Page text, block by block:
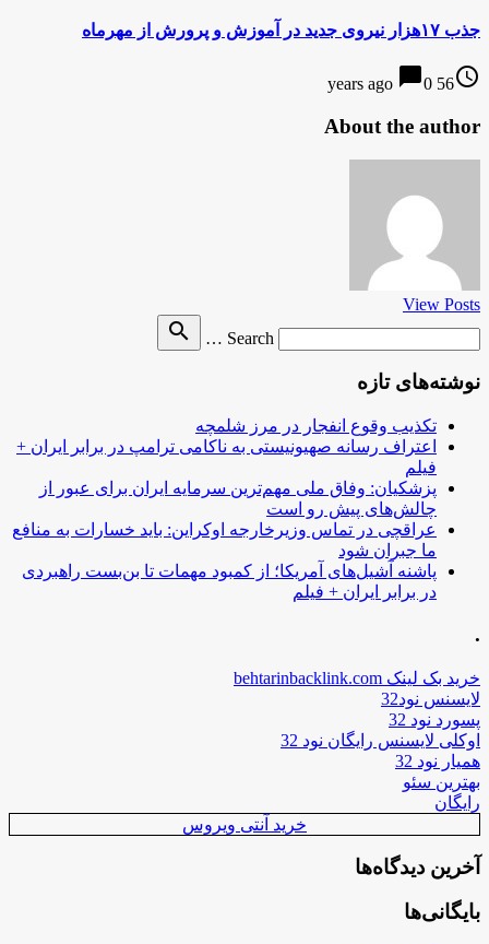
جذب ۱۷هزار نیروی جدید در آموزش و پرورش از مهرماه
access_time
56 years ago
chat_bubble0
About the author
View Posts
Search …
search
نوشته‌های تازه
تکذیب وقوع انفجار در مرز شلمچه
اعتراف رسانه صهیونیستی به ناکامی ترامپ در برابر ایران +
فیلم
پزشکیان: وفاق ملی مهم‌ترین سرمایه ایران برای عبور از
چالش‌های پیش رو است
عراقچی در تماس وزیرخارجه اوکراین: باید خسارات به منافع
ما جبران شود
پاشنه آشیل‌های آمریکا؛ از کمبود مهمات تا بن‌بست راهبردی
در برابر ایران + فیلم
.
خرید بک لینک behtarinbacklink.com
لایسنس نود32
پسورد نود 32
اوکلی لایسنس رایگان نود 32
همیار نود 32
بهترین سئو
رایگان
خرید آنتی ویروس
آخرین دیدگاه‌ها
بایگانی‌ها